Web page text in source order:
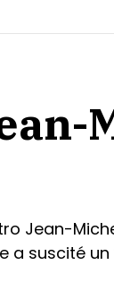
Jean-
suscité